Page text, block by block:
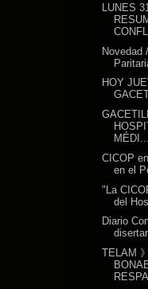
LUNES
Novedad
HOY
MÉDI...
CICOP
en el
"La
del
Diario
TELAM